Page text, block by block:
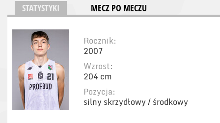
STATYSTYKI MECZ PO MECZU
Rocznik:
2007
Wzrost:
204 cm
Pozycja:
silny skrzydłowy / środkowy